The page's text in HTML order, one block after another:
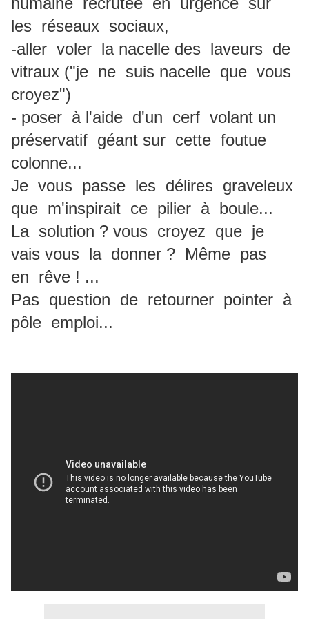
les réseaux sociaux,
-aller voler la nacelle des laveurs de
vitraux ("je ne suis nacelle que vous
croyez")
- poser à l'aide d'un cerf volant un
préservatif géant sur cette foutue
colonne...
Je vous passe les délires graveleux
que m'inspirait ce pilier à boule...
La solution ? vous croyez que je
vais vous la donner ? Même pas
en rêve ! ...
Pas question de retourner pointer à
pôle emploi...